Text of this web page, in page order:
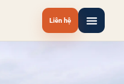
Liên hệ